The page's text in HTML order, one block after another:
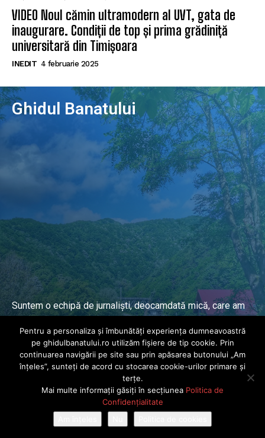
VIDEO Noul cămin ultramodern al UVT, gata de
inaugurare. Condiții de top și prima grădiniță
universitară din Timișoara
INEDIT 4 februarie 2025
Ghidul Banatului
Suntem o echipă de jurnaliști, deocamdată mică, care am
ani.
© Ghidul Banatului 2025. Toate drepturile rezervate · Dezvoltat de
Power Media FX
Pentru a personaliza și îmbunătăți experiența dumneavoastră
pe ghidulbanatului.ro utilizăm fișiere de tip cookie. Prin
continuarea navigării pe site sau prin apăsarea butonului „Am
înțeles”, sunteți de acord cu stocarea cookie-urilor primare și
terțe.
Mai multe informații găsiți în secțiunea Politica de
Confidențialitate